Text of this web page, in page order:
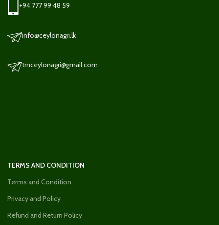
+94 777 99 48 59
info@ceylonagri.lk
trnceylonagri@gmail.com
TERMS AND CONDITION
Terms and Condition
Privacy and Policy
Refund and Return Policy